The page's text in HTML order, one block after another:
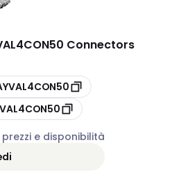
Connectors
e disponibilità